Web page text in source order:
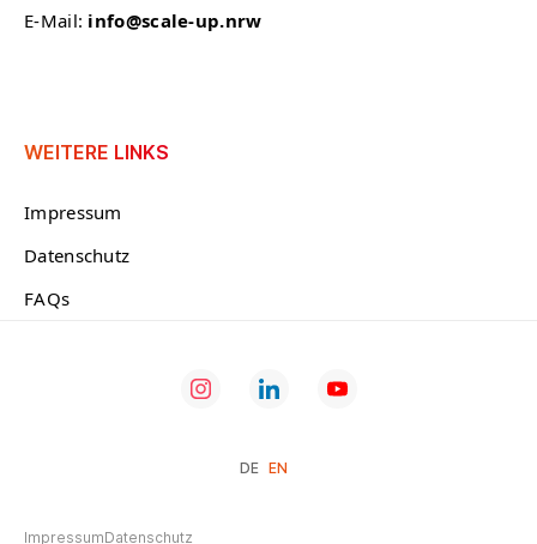
E-Mail: info@scale-up.nrw
WEITERE LINKS
Impressum
Datenschutz
FAQs
DE EN
ImpressumDatenschutz